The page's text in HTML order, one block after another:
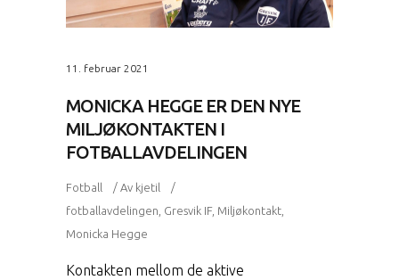
11. februar 2021
MONICKA HEGGE ER DEN NYE
MILJØKONTAKTEN I
FOTBALLAVDELINGEN
Fotball Av kjetil
fotballavdelingen Gresvik IF, Miljøkontakt
Monicka Hegge
Kontakten mellom de aktive